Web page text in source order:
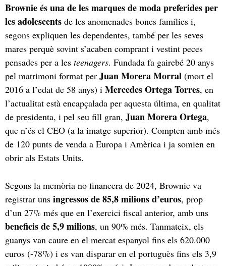
Brownie és una de les marques de moda preferides per
les adolescents de les anomenades bones famílies i,
segons expliquen les dependentes, també per les seves
mares perquè sovint s’acaben comprant i vestint peces
pensades per a les teenagers. Fundada fa gairebé 20 anys
pel matrimoni format per Juan Morera Morral (mort el
2016 a l’edat de 58 anys) i Mercedes Ortega Torres, en
l’actualitat està encapçalada per aquesta última, en qualitat
de presidenta, i pel seu fill gran, Juan Morera Ortega,
que n’és el CEO (a la imatge superior). Compten amb més
de 120 punts de venda a Europa i Amèrica i ja somien en
obrir als Estats Units.
Segons la memòria no financera de 2024, Brownie va
registrar uns ingressos de 85,8 milions d’euros, prop
d’un 27% més que en l’exercici fiscal anterior, amb uns
beneficis de 5,9 milions, un 90% més. Tanmateix, els
guanys van caure en el mercat espanyol fins els 620.000
euros (-78%) i es van disparar en el portuguès fins els 3,9